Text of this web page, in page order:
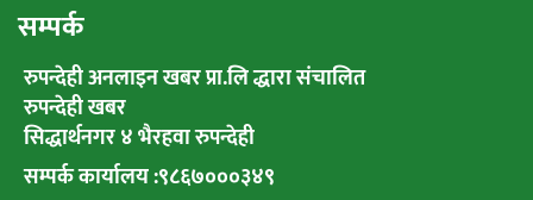
सम्पर्क
रुपन्देही अनलाइन खबर प्रा.लि द्धारा संचालित
रुपन्देही खबर
सिद्धार्थनगर ४ भैरहवा रुपन्देही
सम्पर्क कार्यालय :९८६७०००३४९